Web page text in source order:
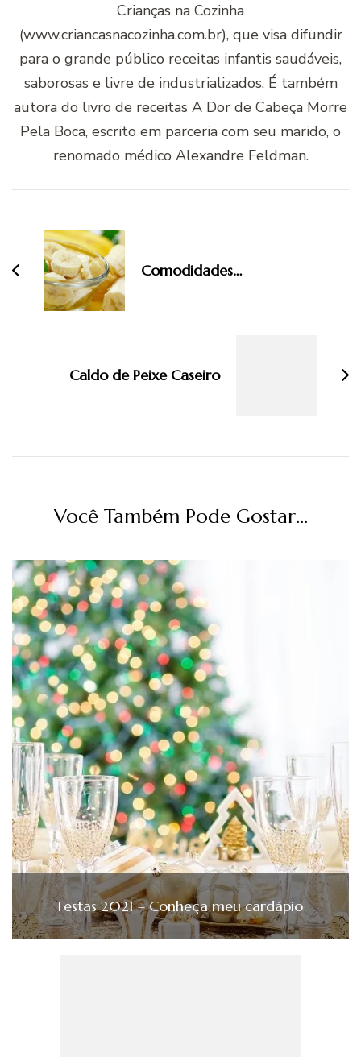
Crianças na Cozinha
(www.criancasnacozinha.com.br), que visa difundir
para o grande público receitas infantis saudáveis,
saborosas e livre de industrializados. É também
autora do livro de receitas A Dor de Cabeça Morre
Pela Boca, escrito em parceria com seu marido, o
renomado médico Alexandre Feldman.
post
Comodidades…
Caldo de Peixe Caseiro
Você Também Pode Gostar...
Festas 2021 – Conheça meu cardápio